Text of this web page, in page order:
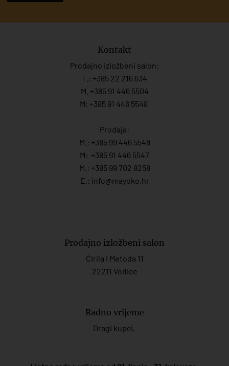
Kontakt
Prodajno izložbeni salon:
T.: +385 22 216 634
M. +385 91 446 5504
M: +385 91 446 5548
Prodaja:
M.: +385 99 446 5548
M: +385 91 446 5547
M.: +385 99 702 8258
E.: info@mayoko. hr
Prodajno izložbeni salon
Ćirila i Metoda 11
22211 Vodice
Radno vrijeme
Dragi kupci,